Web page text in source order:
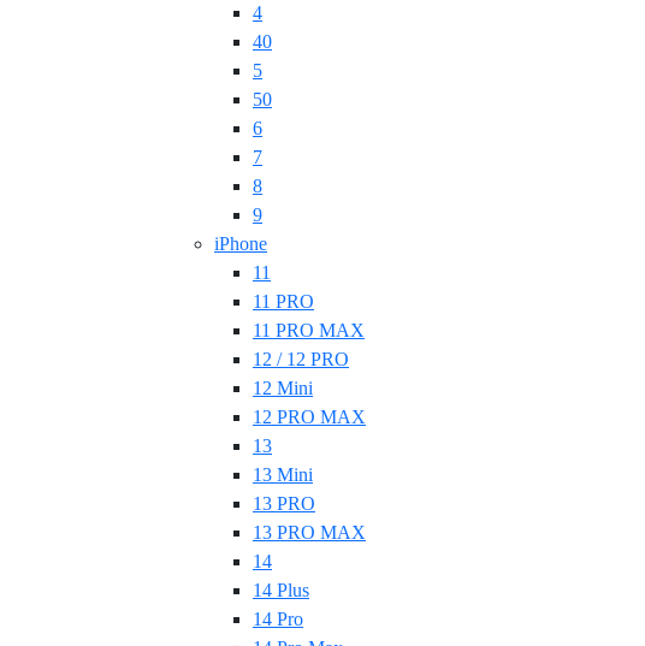
4
40
5
50
6
7
8
9
iPhone
11
11 PRO
11 PRO MAX
12 / 12 PRO
12 Mini
12 PRO MAX
13
13 Mini
13 PRO
13 PRO MAX
14
14 Plus
14 Pro